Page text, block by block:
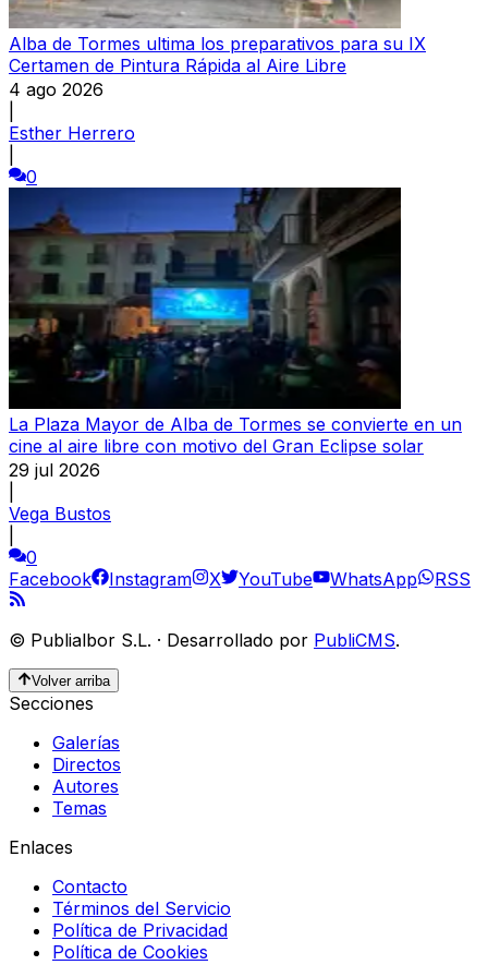
Alba de Tormes ultima los preparativos para su IX
Certamen de Pintura Rápida al Aire Libre
4 ago 2026
Esther Herrero
0
La Plaza Mayor de Alba de Tormes se convierte en un
cine al aire libre con motivo del Gran Eclipse solar
29 jul 2026
Vega Bustos
0
Facebook
Instagram X YouTube WhatsApp RSS
© Publialbor S.L. · Desarrollado por PubliCMS.
Volver arriba
Secciones
Galerías
Directos
Autores
Temas
Enlaces
Contacto
Términos del Servicio
Política de Privacidad
Política de Cookies